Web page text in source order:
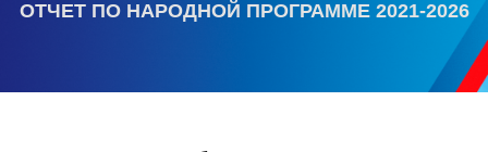
ОТЧЕТ ПО НАРОДНОЙ ПРОГРАММЕ 2021-2026